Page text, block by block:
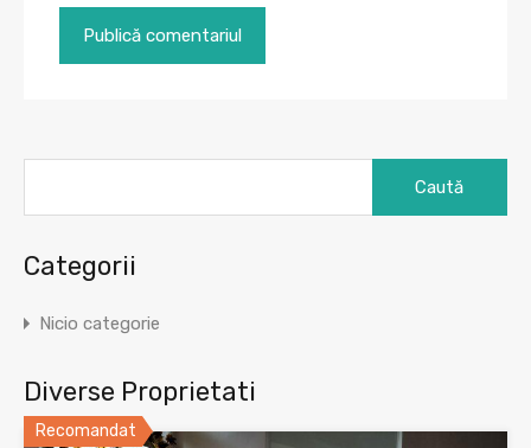
Categorii
Nicio categorie
Diverse Proprietati
Recomandat